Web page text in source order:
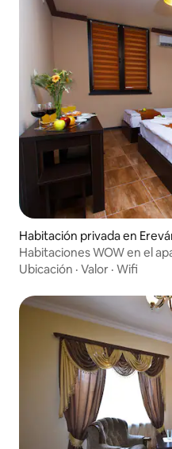
Habitación privada en
Habitaciones WOW en el
Ubicación · Valor · Wifi